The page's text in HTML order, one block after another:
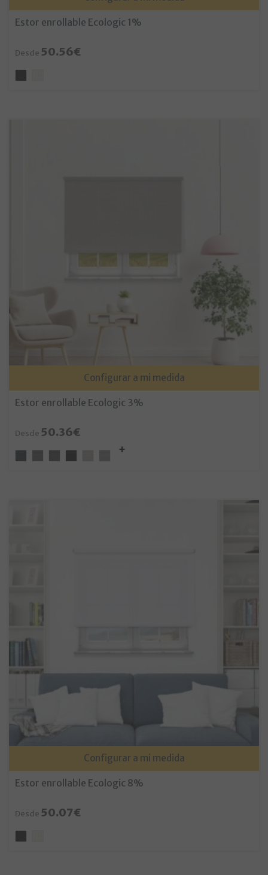
Estor enrollable Ecologic 1%
Desde 50.56€
Configurar a mi medida
Estor enrollable Ecologic 3%
Desde 50.36€
Configurar a mi medida
Estor enrollable Ecologic 8%
Desde 50.07€